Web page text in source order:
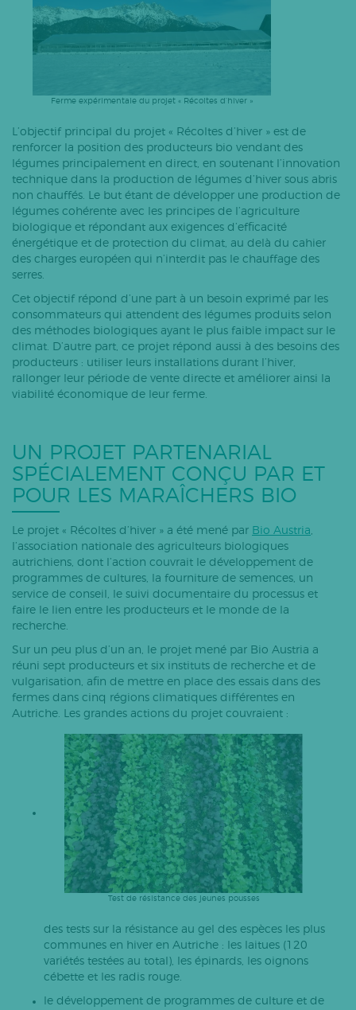
Ferme expérimentale du projet « Récoltes d’hiver »
L’objectif principal du projet « Récoltes d’hiver » est de
renforcer la position des producteurs bio vendant des
légumes principalement en direct, en soutenant l’innovation
technique dans la production de légumes d’hiver sous abris
non chauffés. Le but étant de développer une production de
légumes cohérente avec les principes de l’agriculture
biologique et répondant aux exigences d’efficacité
énergétique et de protection du climat, au delà du cahier
des charges européen qui n’interdit pas le chauffage des
serres.
Cet objectif répond d’une part à un besoin exprimé par les
consommateurs qui attendent des légumes produits selon
des méthodes biologiques ayant le plus faible impact sur le
climat. D’autre part, ce projet répond aussi à des besoins des
producteurs : utiliser leurs installations durant l’hiver,
rallonger leur période de vente directe et améliorer ainsi la
viabilité économique de leur ferme.
UN PROJET PARTENARIAL
SPÉCIALEMENT CONÇU PAR ET
POUR LES MARAÎCHERS BIO
Le projet « Récoltes d’hiver » a été mené par Bio Austria
l’association nationale des agriculteurs biologiques
autrichiens, dont l’action couvrait le développement de
programmes de cultures, la fourniture de semences, un
service de conseil, le suivi documentaire du processus et
faire le lien entre les producteurs et le monde de la
recherche.
Sur un peu plus d’un an, le projet mené par Bio Austria a
réuni sept producteurs et six instituts de recherche et de
vulgarisation, afin de mettre en place des essais dans des
fermes dans cinq régions climatiques différentes en
Autriche. Les grandes actions du projet couvraient :
Test de résistance des jeunes pousses
des tests sur la résistance au gel des espèces les plus
communes en hiver en Autriche : les laitues (120
variétés testées au total), les épinards, les oignons
cébette et les radis rouge.
le développement de programmes de culture et de